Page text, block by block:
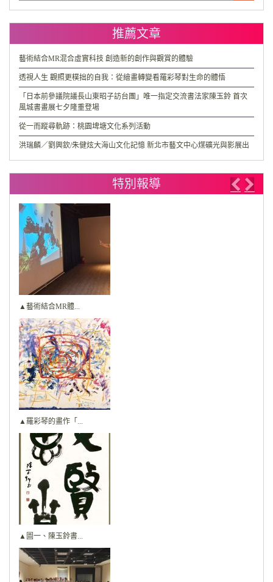
推薦文章
藝術結合MR混合虛實科技 創造新的創作與觀賞的體驗
透視人生 觀照更樸拙的自我：從繪畫轉變看羅彩琴對生命的體悟
「日本前參議院議長山東昭子訪台團」唯一指定交流書法家陳玉鈴 首次
風城書畫展七夕隆重登場
從一而蹤尋軌跡：桃園埤塘文化系列活動
洪瑞麟／劉興欽/朱健炫大海山文化記憶 新北市藝文中心煤礦光與影展出
特別報導
▲藝術結合MR體...
▲羅彩琴的畫作「...
▲圖一、陳玉鈴書...